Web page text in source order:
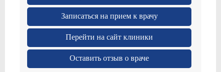
Записаться на прием к врачу
Перейти на сайт клиники
Оставить отзыв о враче